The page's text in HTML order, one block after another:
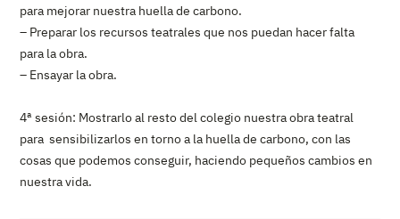
para mejorar nuestra huella de carbono.
– Preparar los recursos teatrales que nos puedan hacer falta
para la obra.
– Ensayar la obra.
4ª sesión: Mostrarlo al resto del colegio nuestra obra teatral
para sensibilizarlos en torno a la huella de carbono, con las
cosas que podemos conseguir, haciendo pequeños cambios en
nuestra vida.